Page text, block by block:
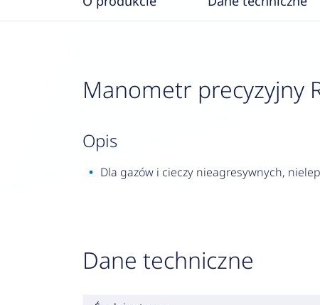
Manometr precyzyjny
opis
Dla gazów i cieczy nieagresywnych,
Dane techniczne